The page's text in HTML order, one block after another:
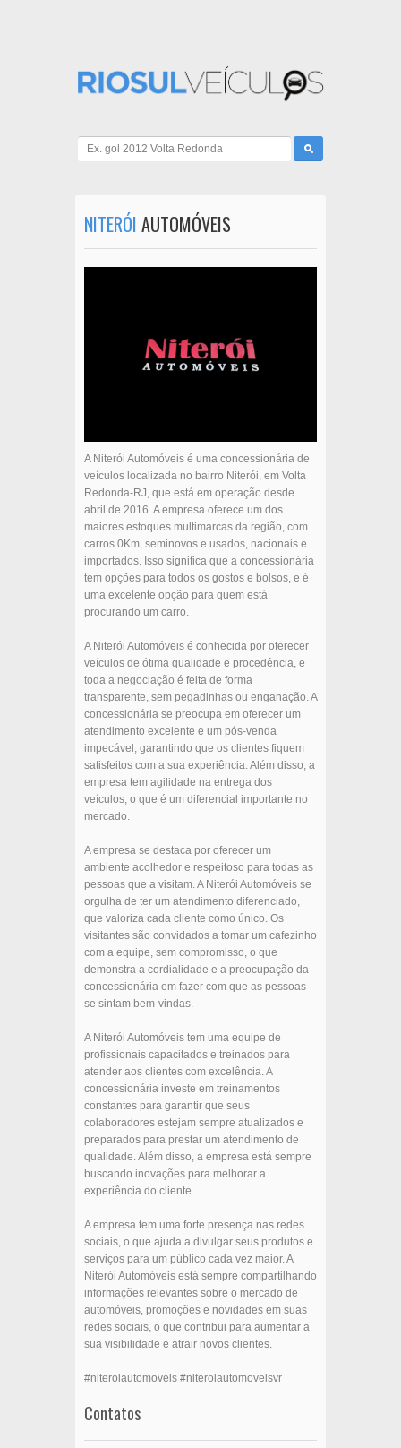
NITERÓI AUTOMÓVEIS
A Niterói Automóveis é uma concessionária de
veículos localizada no bairro Niterói, em Volta
Redonda-RJ, que está em operação desde
abril de 2016. A empresa oferece um dos
maiores estoques multimarcas da região, com
carros 0Km, seminovos e usados, nacionais e
importados. Isso significa que a concessionária
tem opções para todos os gostos e bolsos, e é
uma excelente opção para quem está
procurando um carro.
A Niterói Automóveis é conhecida por oferecer
veículos de ótima qualidade e procedência, e
toda a negociação é feita de forma
transparente, sem pegadinhas ou enganação. A
concessionária se preocupa em oferecer um
atendimento excelente e um pós-venda
impecável, garantindo que os clientes fiquem
satisfeitos com a sua experiência. Além disso, a
empresa tem agilidade na entrega dos
veículos, o que é um diferencial importante no
mercado.
A empresa se destaca por oferecer um
ambiente acolhedor e respeitoso para todas as
pessoas que a visitam. A Niterói Automóveis se
orgulha de ter um atendimento diferenciado,
que valoriza cada cliente como único. Os
visitantes são convidados a tomar um cafezinho
com a equipe, sem compromisso, o que
demonstra a cordialidade e a preocupação da
concessionária em fazer com que as pessoas
se sintam bem-vindas.
A Niterói Automóveis tem uma equipe de
profissionais capacitados e treinados para
atender aos clientes com excelência. A
concessionária investe em treinamentos
constantes para garantir que seus
colaboradores estejam sempre atualizados e
preparados para prestar um atendimento de
qualidade. Além disso, a empresa está sempre
buscando inovações para melhorar a
experiência do cliente.
A empresa tem uma forte presença nas redes
sociais, o que ajuda a divulgar seus produtos e
serviços para um público cada vez maior. A
Niterói Automóveis está sempre compartilhando
informações relevantes sobre o mercado de
automóveis, promoções e novidades em suas
redes sociais, o que contribui para aumentar a
sua visibilidade e atrair novos clientes.
#niteroiautomoveis #niteroiautomoveisvr
Contatos